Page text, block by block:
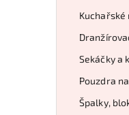
Kuchařské
Sekáčky a
Pouzdra
Špalky,